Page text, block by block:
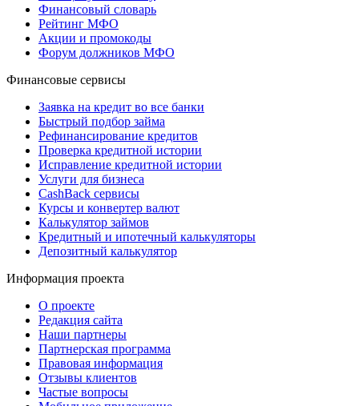
Финансовый словарь
Рейтинг МФО
Акции и промокоды
Форум должников МФО
Финансовые сервисы
Заявка на кредит во все банки
Быстрый подбор займа
Рефинансирование кредитов
Проверка кредитной истории
Исправление кредитной истории
Услуги для бизнеса
CashBack сервисы
Курсы и конвертер валют
Калькулятор займов
Кредитный и ипотечный калькуляторы
Депозитный калькулятор
Информация проекта
О проекте
Редакция сайта
Наши партнеры
Партнерская программа
Правовая информация
Отзывы клиентов
Частые вопросы